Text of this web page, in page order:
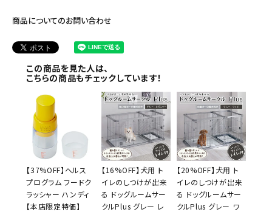
商品についてのお問い合わせ
この商品を見た人は、
こちらの商品もチェックしています！
【37%OFF】ヘルス
プログラム フードク
ラッシャー ハンディ
【本店限定特価】
【16%OFF】犬用 ト
イレのしつけが出来
る ドッグルームサー
クルPlus グレー レ
【20%OFF】犬用 ト
イレのしつけが出来
る ドッグルームサー
クルPlus グレー ワ